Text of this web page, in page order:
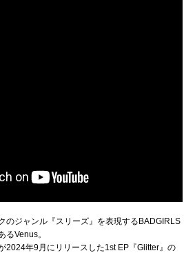
のジャンル『スリーズ』を表現するBADGIRLS
るVenus。
2024年9月にリリースした1st EP『Glitter』の